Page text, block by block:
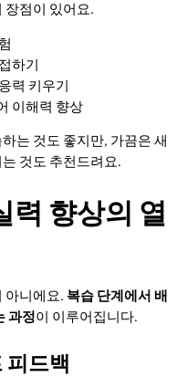
장점이 있어요.
하기
력 키우기
이해력 향상
는 것도 좋지만, 가끔은 새
것도 추천드려요.
력 향상의 열
아니에요. 복습 단계에서 배
과정이 이루어집니다.
피드백